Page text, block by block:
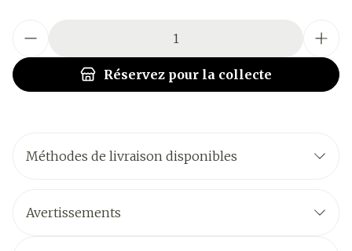
Réservez pour la collecte
Méthodes de livraison disponibles
Avertissements